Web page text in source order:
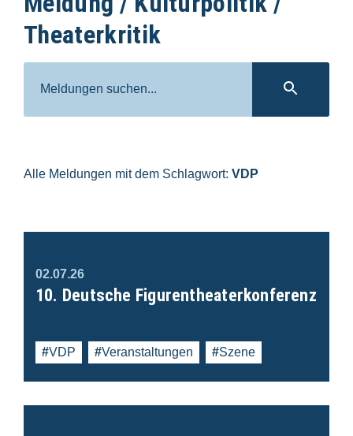
Theaterkritik
Suche
Alle Meldungen mit dem Schlagwort: VDP
02.07.26
10. Deutsche Figurentheaterkonferenz
VDP Veranstaltungen Szene